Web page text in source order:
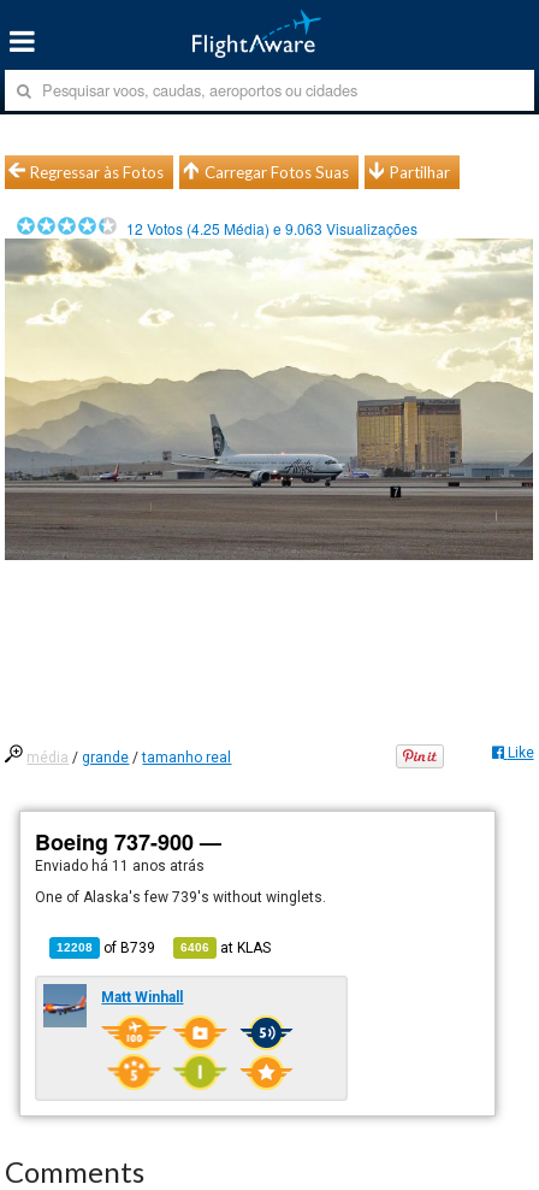
Regressar às Fotos Carregar Fotos Suas Partilhar
12 Votos (4.25 Média) e9.063 Visualizações
média /grande /tamanho real Like
Boeing 737-900 —
Enviado há 11 anos atrás
One of Alaska's few 739's without winglets.
12208 ofB739 6406 atKLAS
Matt Winhall
Comments